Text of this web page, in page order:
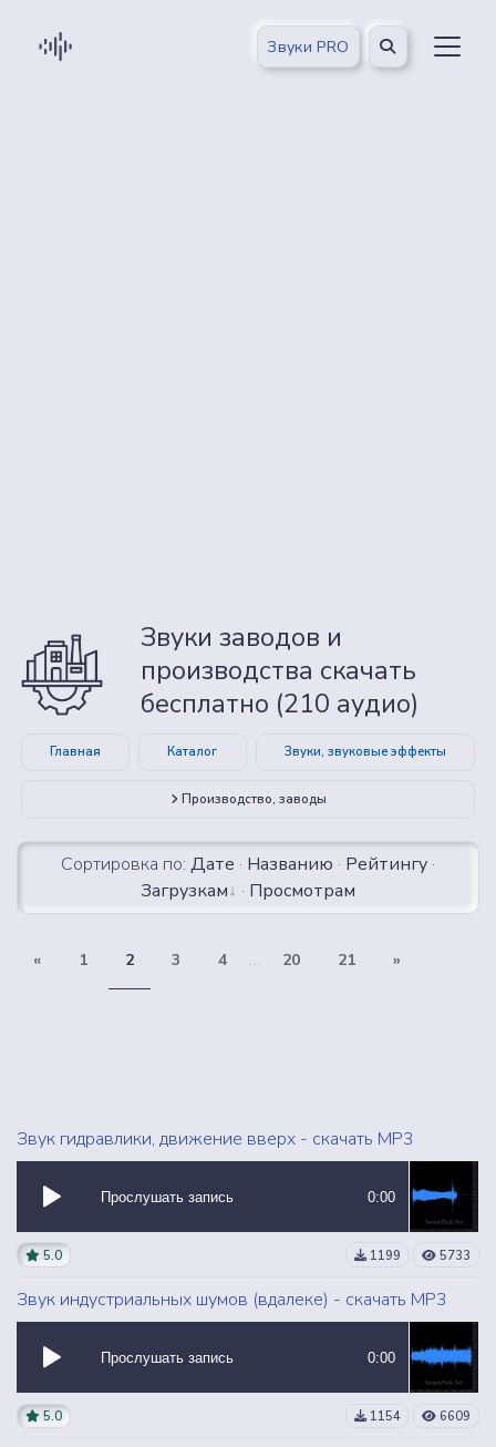
Звуки PRO
Звуки заводов и
производства скачать
бесплатно (210 аудио)
Главная Каталог Звуки, звуковые эффекты
Производство, заводы
Сортировка по: Дате · Названию · Рейтингу ·
Загрузкам
· Просмотрам
« 1 2 3 4 ... 20 21 »
Звук гидравлики, движение вверх - скачать MP3
Прослушать запись 0:00
5.0 1199 5733
Звук индустриальных шумов (вдалеке) - скачать MP3
Прослушать запись 0:00
5.0 1154 6609